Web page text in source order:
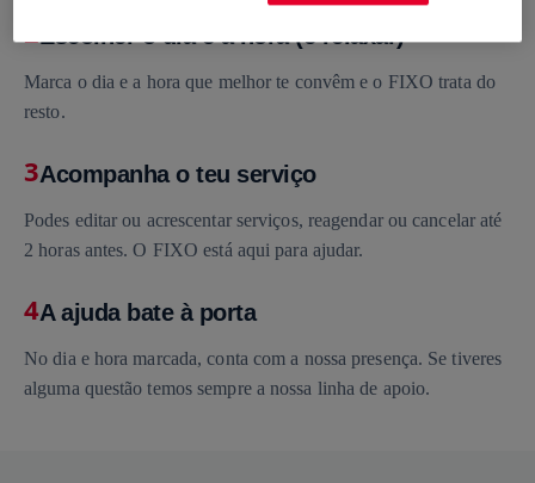
Escolher o dia e a hora (e relaxar)
Marca o dia e a hora que melhor te convêm e o FIXO trata do
resto.
3Acompanha o teu serviço
Podes editar ou acrescentar serviços, reagendar ou cancelar até
2 horas antes. O FIXO está aqui para ajudar.
4A ajuda bate à porta
No dia e hora marcada, conta com a nossa presença. Se tiveres
alguma questão temos sempre a nossa linha de apoio.